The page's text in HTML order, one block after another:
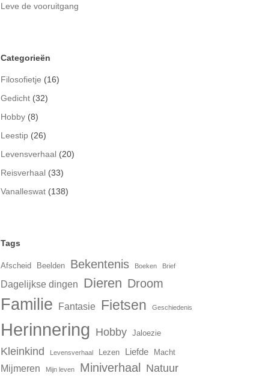
Leve de vooruitgang
Categorieën
Filosofietje (16)
Gedicht(32)
Hobby(8)
Leestip(26)
Levensverhaal(20)
Reisverhaal(33)
Vanalleswat(138)
Tags
Afscheid Beelden Bekentenis Boeken Brief
Dagelijkse dingen Dieren Droom
Familie Fantasie Fietsen Geschiedenis
Herinnering Hobby Jaloezie
Kleinkind Levensverhaal Lezen Liefde Macht
Mijmeren Mijn leven Miniverhaal Natuur